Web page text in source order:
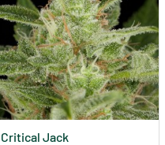
Critical Jack